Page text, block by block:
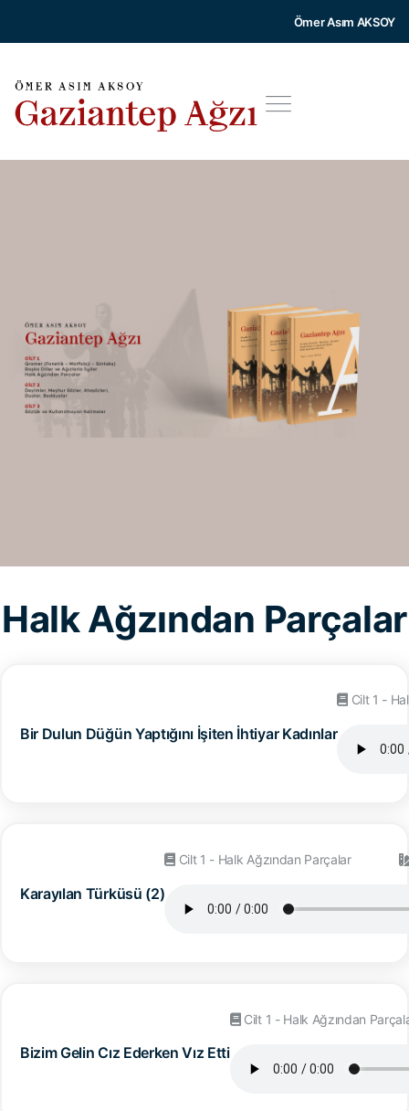
Ömer Asım AKSOY
Halk Ağzından Parçalar
Bir Dulun Düğün Yaptığını İşiten İhtiyar Kadınlar
Cilt 1 -
Karayılan Türküsü (2)
Cilt 1 - Halk Ağzından Parçalar
Bizim Gelin Cız Ederken Vız Etti
Cilt 1 - Halk Ağzından